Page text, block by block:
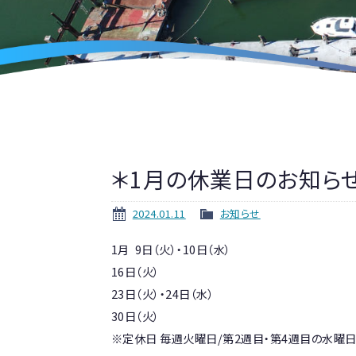
＊1月の休業日のお知ら
2024.01.11 お知らせ
1月 9日（火）・10日（水）
16日（火）
23日（火）・24日（水）
30日（火）
※定休日 毎週火曜日/第2週目・第4週目の水曜日